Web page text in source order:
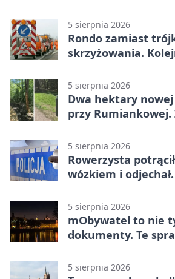
5 sierpnia 2026
Rondo zamiast
skrzyżowania.
5 sierpnia 2026
Dwa hektary
przy
5 sierpnia 2026
Rowerzysta
wózkiem i
5 sierpnia 2026
mObywatel to nie
dokumenty. Te
5 sierpnia 2026